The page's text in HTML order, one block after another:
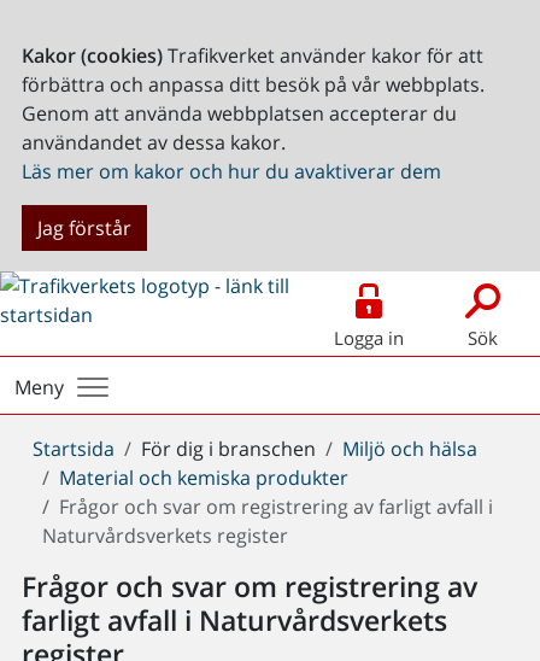
Kakor (cookies)Trafikverket använder kakor för att
förbättra och anpassa ditt besök på vår webbplats.
Genom att använda webbplatsen accepterar du
användandet av dessa kakor.
Läs mer om kakor och hur du avaktiverar dem
Jag förstår
Logga in Sök
Meny
Du
är
här:
Startsida För dig i branschen
Miljö och hälsa
Material och kemiska produkter
Frågor och svar om registrering av farligt avfall i
Naturvårdsverkets register
Frågor och svar om registrering av
farligt avfall i Naturvårdsverkets